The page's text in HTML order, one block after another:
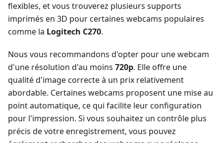
flexibles, et vous trouverez plusieurs supports
imprimés en 3D pour certaines webcams populaires
comme la Logitech C270.
Nous vous recommandons d'opter pour une webcam
d'une résolution d'au moins 720p. Elle offre une
qualité d'image correcte à un prix relativement
abordable. Certaines webcams proposent une mise au
point automatique, ce qui facilite leur configuration
pour l'impression. Si vous souhaitez un contrôle plus
précis de votre enregistrement, vous pouvez